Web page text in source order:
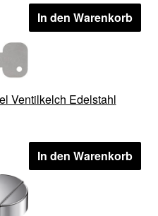
In den Warenkorb
Ventilkelch Edelstahl
In den Warenkorb